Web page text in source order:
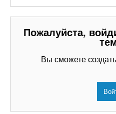
Пожалуйста,
Вы сможете